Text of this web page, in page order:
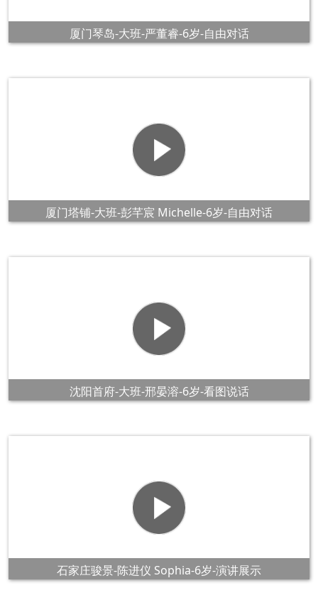
厦门琴岛-大班-严董睿-6岁-自由对话
厦门塔铺-大班-彭芊宸 Michelle-6岁-自由对话
沈阳首府-大班-邢晏溶-6岁-看图说话
石家庄骏景-陈进仪 Sophia-6岁-演讲展示